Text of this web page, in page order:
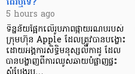
5 hours ago
ទិន្នន័យផ្អែកលើរូបភាពផ្កាយរណបរបស់
ក្រុមហ៊ុន Apple ដែលត្រូវបានបង្ហោះ
ដោយអង្គការសិទ្ធិមនុស្សលីកាដូ ដែល
បានបង្ហាញពីការឈូសឆាយបំផ្លាញផ្ទះ